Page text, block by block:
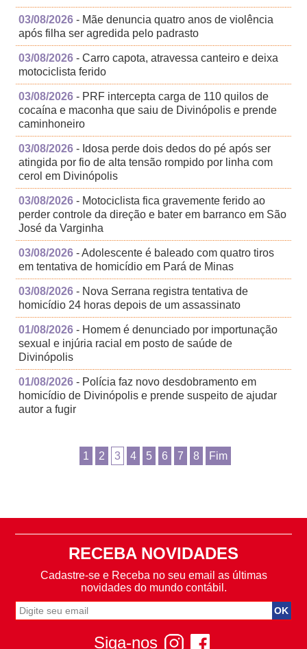
03/08/2026 - Mãe denuncia quatro anos de violência
após filha ser agredida pelo padrasto
03/08/2026 - Carro capota, atravessa canteiro e deixa
motociclista ferido
03/08/2026 - PRF intercepta carga de 110 quilos de
cocaína e maconha que saiu de Divinópolis e prende
caminhoneiro
03/08/2026 - Idosa perde dois dedos do pé após ser
atingida por fio de alta tensão rompido por linha com
cerol em Divinópolis
03/08/2026 - Motociclista fica gravemente ferido ao
perder controle da direção e bater em barranco em São
José da Varginha
03/08/2026 - Adolescente é baleado com quatro tiros
em tentativa de homicídio em Pará de Minas
03/08/2026 - Nova Serrana registra tentativa de
homicídio 24 horas depois de um assassinato
01/08/2026 - Homem é denunciado por importunação
sexual e injúria racial em posto de saúde de
Divinópolis
01/08/2026 - Polícia faz novo desdobramento em
homicídio de Divinópolis e prende suspeito de ajudar
autor a fugir
1 2 3 4 5 6 7 8 Fim
RECEBA NOVIDADES
Cadastre-se e Receba no seu email as últimas
novidades do mundo contábil.
Siga-nos